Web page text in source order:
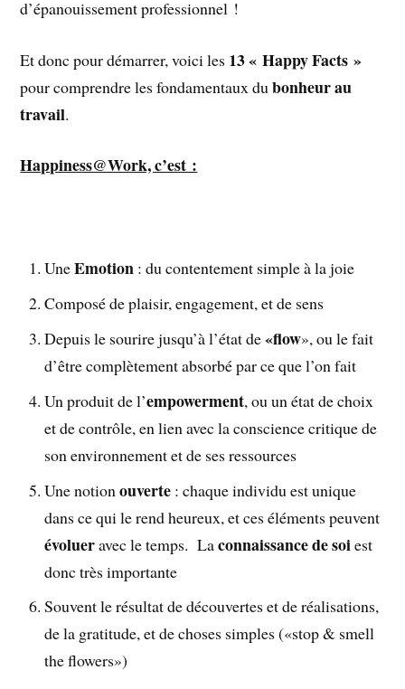
d’épanouissement professionnel !
Et donc pour démarrer, voici les 13 « Happy Facts »
pour comprendre les fondamentaux dubonheur au
travail.
Happiness@Work, c’est :
UneEmotion : du contentement simple à la joie
Composé de plaisir, engagement, et de sens
Depuis le sourire jusqu’à l’état de«flow», ou le fait
d’être complètement absorbé par ce que l’on fait
Un produit de l’empowerment, ou un état de choix
et de contrôle, en lien avec la conscience critique de
son environnement et de ses ressources
Une notionouverte : chaque individu est unique
dans ce qui le rend heureux, et ces éléments peuvent
évolueravec le temps. Laconnaissance de soiest
donc très importante
Souvent le résultat de découvertes et de réalisations,
de la gratitude, et de choses simples («stop & smell
the flowers»)